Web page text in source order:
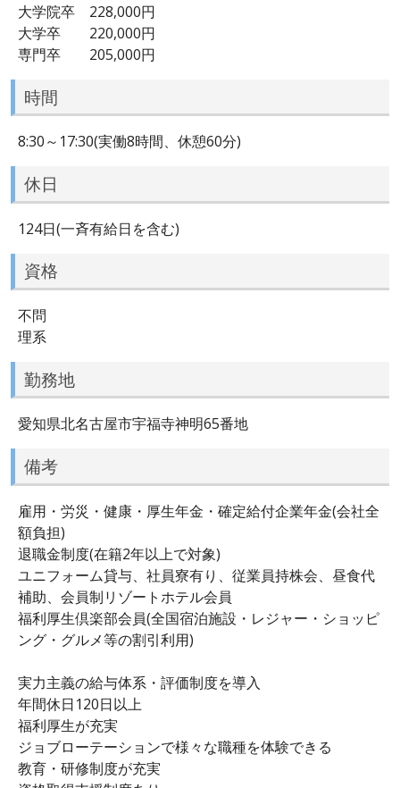
大学院卒 228,000円
大学卒 220,000円
専門卒 205,000円
時間
8:30～17:30(実働8時間、休憩60分)
休日
124日(一斉有給日を含む)
資格
不問
理系
勤務地
愛知県北名古屋市宇福寺神明65番地
備考
雇用・労災・健康・厚生年金・確定給付企業年金(会社全
額負担)
退職金制度(在籍2年以上で対象)
ユニフォーム貸与、社員寮有り、従業員持株会、昼食代
補助、会員制リゾートホテル会員
福利厚生倶楽部会員(全国宿泊施設・レジャー・ショッピ
ング・グルメ等の割引利用)
実力主義の給与体系・評価制度を導入
年間休日120日以上
福利厚生が充実
ジョブローテーションで様々な職種を体験できる
教育・研修制度が充実